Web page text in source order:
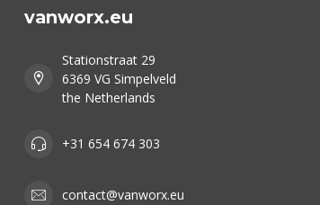
vanworx.eu
Stationstraat 29
6369 VG Simpelveld
the Netherlands
+31 654 674 303
contact@vanworx.eu